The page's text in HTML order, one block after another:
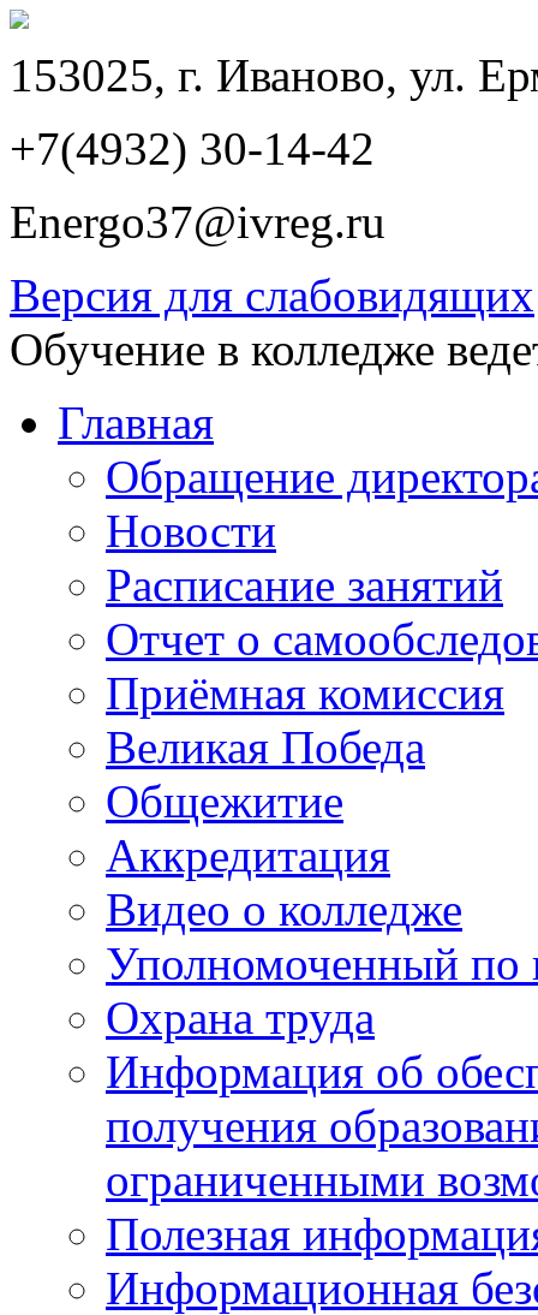
153025, г. Иваново, ул.
+7(4932) 30-14-42
Energo37@ivreg.ru
Версия для слабовидящих
Обучение в колледже
Главная
Обращение
Новости
Расписание занятий
Отчет о
Приёмная комиссия
Великая Победа
Общежитие
Аккредитация
Видео о колледже
Уполномоченный по
Охрана труда
Информация об
получения
ограниченными
Полезная
Информационная